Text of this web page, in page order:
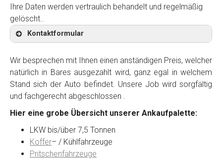
Ihre Daten werden vertraulich behandelt und regelmäßig
gelöscht..
Kontaktformular
Kontaktformular
Marke*
Wir besprechen mit Ihnen einen anständigen Preis, welcher
natürlich in Bares ausgezahlt wird, ganz egal in welchem
Stand sich der Auto befindet. Unsere Job wird sorgfältig
und fachgerecht abgeschlossen .
Hier eine grobe Übersicht unserer Ankaufpalette:
LKW bis/über 7,5 Tonnen
Koffer– / Kühlfahrzeuge
Pritschenfahrzeuge